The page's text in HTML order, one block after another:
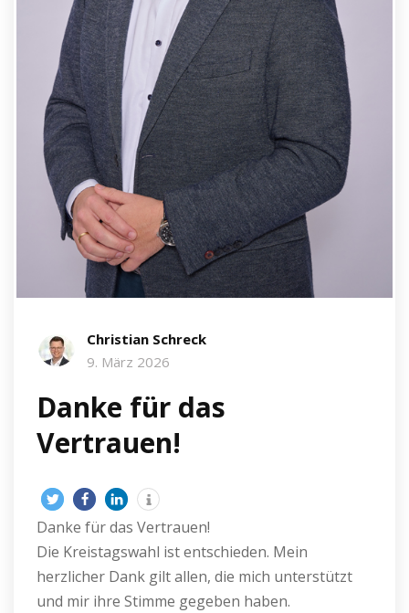
Christian Schreck
9. März 2026
Danke für das
Vertrauen!
Danke für das Vertrauen!
Die Kreistagswahl ist entschieden. Mein
herzlicher Dank gilt allen, die mich unterstützt
und mir ihre Stimme gegeben haben.